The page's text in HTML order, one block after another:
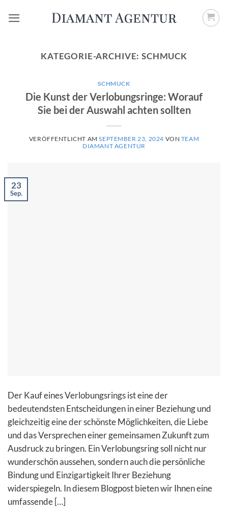
Inhalt
KATEGORIE-ARCHIVE:SCHMUCK
SCHMUCK
Die Kunst der Verlobungsringe: Worauf
Sie bei der Auswahl achten sollten
VERÖFFENTLICHT AMSEPTEMBER 23, 2024 VON TEAM
DIAMANT AGENTUR
23
Sep.
Der Kauf eines Verlobungsrings ist eine der
bedeutendsten Entscheidungen in einer Beziehung und
gleichzeitig eine der schönste Möglichkeiten, die Liebe
und das Versprechen einer gemeinsamen Zukunft zum
Ausdruck zu bringen. Ein Verlobungsring soll nicht nur
wunderschön aussehen, sondern auch die persönliche
Bindung und Einzigartigkeit Ihrer Beziehung
widerspiegeln. In diesem Blogpost bieten wir Ihnen eine
umfassende […]